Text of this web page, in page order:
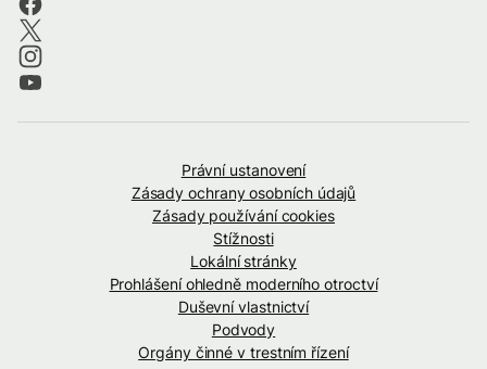
Právní ustanovení
Zásady ochrany osobních údajů
Zásady používání cookies
Stížnosti
Lokální stránky
Prohlášení ohledně moderního otroctví
Duševní vlastnictví
Podvody
Orgány činné v trestním řízení